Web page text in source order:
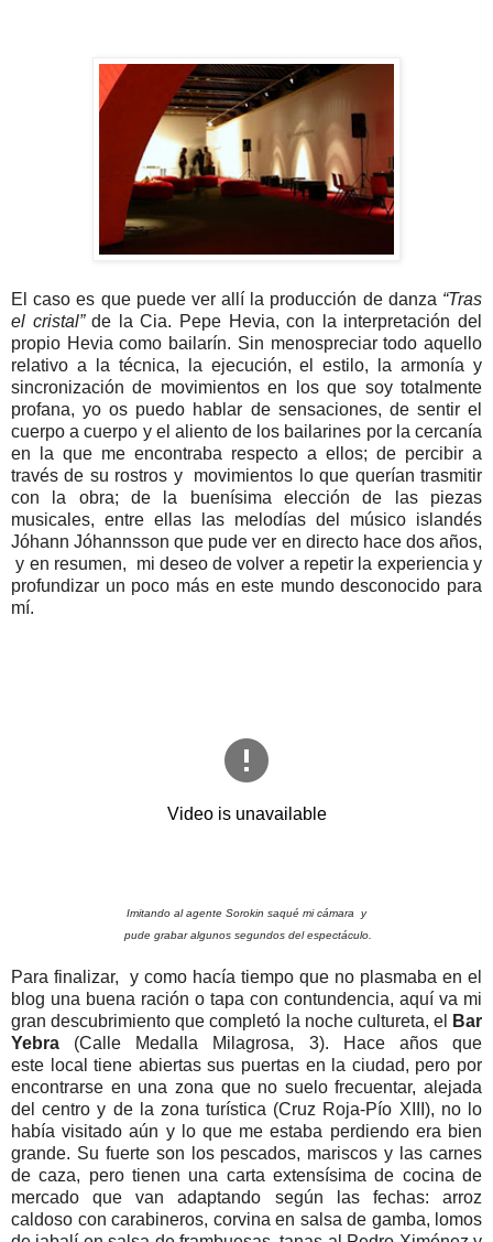
El caso es que puede ver allí la producción de danza “Tras
el cristal”de la Cia. Pepe Hevia, con la interpretación del
propio Hevia como bailarín. Sin menospreciar todo aquello
relativo a la técnica, la ejecución, el estilo, la armonía y
sincronización de movimientos en los que soy totalmente
profana, yo os puedo hablar de sensaciones, de sentir el
cuerpo a cuerpo y el aliento de los bailarines por la cercanía
en la que me encontraba respecto a ellos; de percibir a
través de su rostros y movimientos lo que querían trasmitir
con la obra; de la buenísima elección de las piezas
musicales, entre ellas las melodías del músico islandés
Jóhann Jóhannsson que pude ver en directo hace dos años,
y en resumen, mi deseo de volver a repetir la experiencia y
profundizar un poco más en este mundo desconocido para
mí.
Imitando al agente Sorokin saqué mi cámara y
pude grabaralgunos segundos del espectáculo.
Para finalizar, y como hacía tiempo que no plasmaba en el
blog una buena ración o tapa con contundencia, aquí va mi
gran descubrimiento que completó la noche cultureta, el
Bar
Yebra (Calle Medalla Milagrosa, 3). Hace años que
este local tiene abiertas sus puertas en la ciudad, pero por
encontrarse en una zona que no suelo frecuentar, alejada
del centro y de la zona turística (Cruz Roja-Pío XIII), no lo
había visitado aún y lo que me estaba perdiendo era bien
grande. Su fuerte son los pescados, mariscos y las carnes
de caza, pero tienen una carta extensísima de cocina de
mercado que van adaptando según las fechas: arroz
caldoso con carabineros, corvina en salsa de gamba, lomos